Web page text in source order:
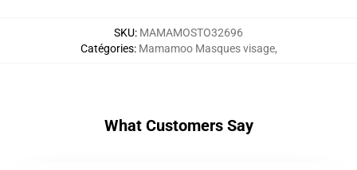
SKU: MAMAMOSTO32696
Catégories: Mamamoo Masques visage,
What Customers Say